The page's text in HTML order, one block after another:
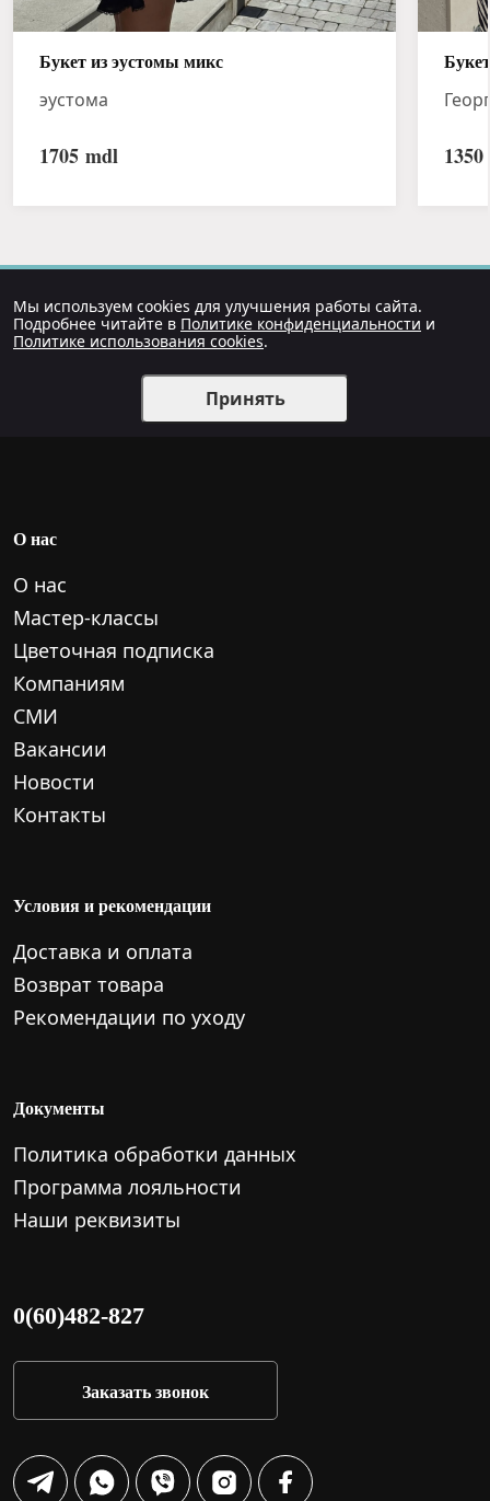
Букет из эустомы микс
эустома
1705 mdl 1350
Мы используем cookies для улучшения работы сайта.
Подробнее читайте в Политике конфиденциальности и
Политике использования cookies.
Принять
О нас
О нас
Мастер-классы
Цветочная подписка
Компаниям
СМИ
Вакансии
Новости
Контакты
Условия и рекомендации
Доставка и оплата
Возврат товара
Рекомендации по уходу
Документы
Политика обработки данных
Программа лояльности
Наши реквизиты
0(60)482-827
Заказать звонок